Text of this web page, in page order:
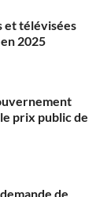
et télévisées
2025
prix public de
de